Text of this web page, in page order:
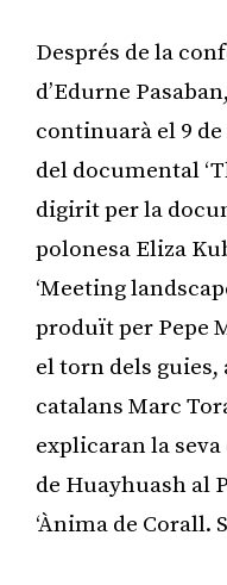
Després de la
d’Edurne
continuarà el 9
del documental
digirit per la
polonesa Eliza
‘Meeting
produït per Pepe
el torn dels
catalans Marc
explicaran la
de Huayhuash al
‘Ànima de Corall.